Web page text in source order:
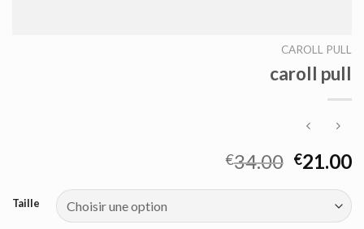
CAROLL PULL
caroll pull
€34.00 €21.00
Taille